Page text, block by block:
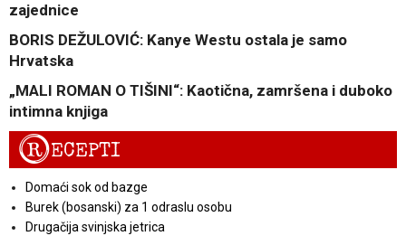
zajednice
BORIS DEŽULOVIĆ: Kanye Westu ostala je samo
Hrvatska
„MALI ROMAN O TIŠINI“: Kaotična, zamršena i duboko
intimna knjiga
RECEPTI
Domaći sok od bazge
Burek (bosanski) za 1 odraslu osobu
Drugačija svinjska jetrica